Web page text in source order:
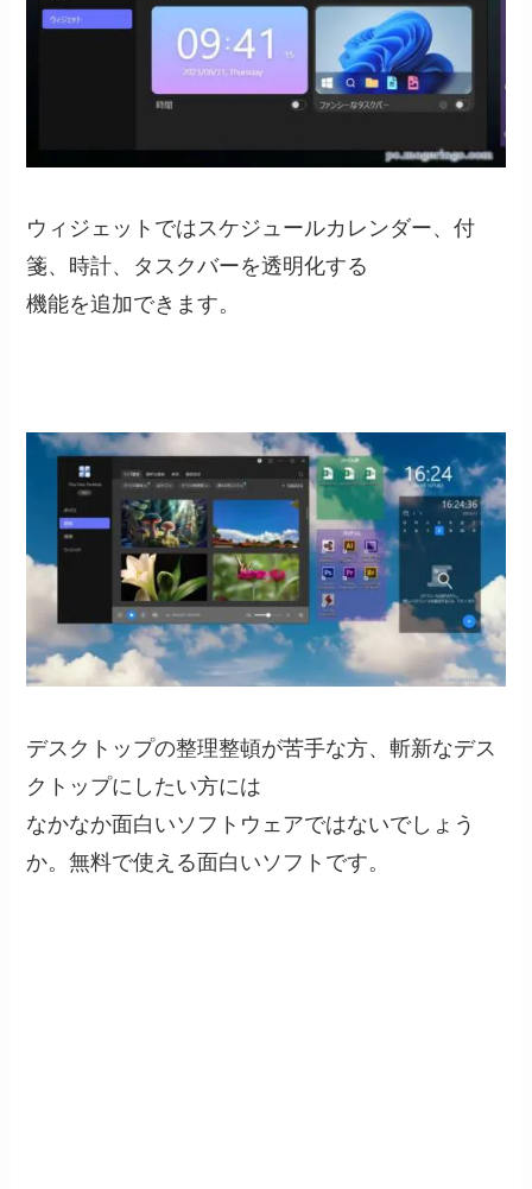
ウィジェットではスケジュールカレンダー、付
箋、時計、タスクバーを透明化する
機能を追加できます。
デスクトップの整理整頓が苦手な方、斬新なデス
クトップにしたい方には
なかなか面白いソフトウェアではないでしょう
か。無料で使える面白いソフトです。